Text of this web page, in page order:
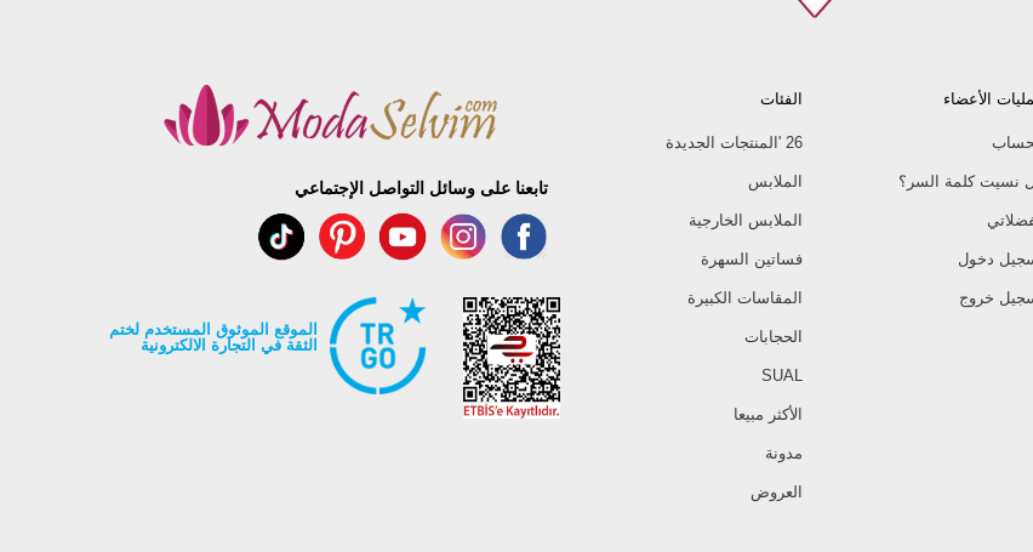
الأعضاء
نسيت كلمة السر؟
دخول
خروج
الفئات
26 'المنتجات الجديدة
الملابس
الملابس الخارجية
فساتين السهرة
المقاسات الكبيرة
الحجابات
SUAL
الأكثر مبيعا
مدونة
العروض
تابعنا على وسائل التواصل الإجتماعي
الموقع الموثوق المستخدم لختم
الثقة في التجارة الالكترونية